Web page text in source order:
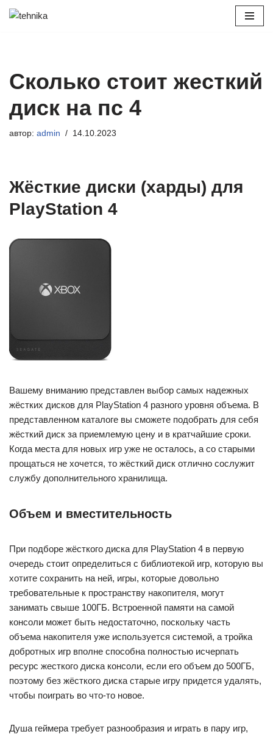
Сколько стоит жесткий
диск на пс 4
автор: admin 14.10.2023
Жёсткие диски (харды) для
PlayStation 4
Вашему вниманию представлен выбор самых надежных
жёстких дисков для PlayStation 4 разного уровня объема. В
представленном каталоге вы сможете подобрать для себя
жёсткий диск за приемлемую цену и в кратчайшие сроки.
Когда места для новых игр уже не осталось, а со старыми
прощаться не хочется, то жёсткий диск отлично сослужит
службу дополнительного хранилища.
Объем и вместительность
При подборе жёсткого диска для PlayStation 4 в первую
очередь стоит определиться с библиотекой игр, которую вы
хотите сохранить на ней, игры, которые довольно
требовательные к пространству накопителя, могут
занимать свыше 100ГБ. Встроенной памяти на самой
консоли может быть недостаточно, поскольку часть
объема накопителя уже используется системой, а тройка
добротных игр вполне способна полностью исчерпать
ресурс жесткого диска консоли, если его объем до 500ГБ,
поэтому без жёсткого диска старые игру придется удалять,
чтобы поиграть во что-то новое.
Душа геймера требует разнообразия и играть в пару игр,